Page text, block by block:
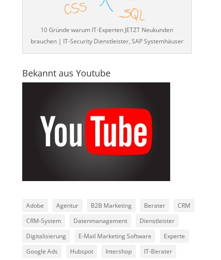
10 Gründe warum IT-Experten JETZT Neukunden
brauchen | IT-Security Dienstleister, SAP Systemhäuser
Bekannt aus Youtube
Adobe Agentur B2B Marketing Berater
CRM
CRM-System
Datenmanagement
Dienstleister
Digitalisierung
E-Mail Marketing Software
Experte
Google Ads
Hubspot Intershop
IT-Berater